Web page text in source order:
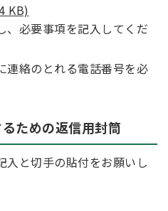
KB)
、必要事項を記入してくだ
連絡のとれる電話番号を必
ための返信用封筒
入と切手の貼付をお願いし